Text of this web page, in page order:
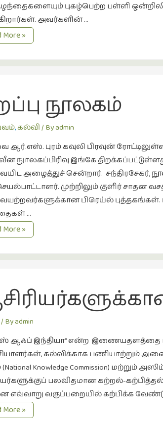
புகழ்பெற்ற பள்ளி
அவர்களின் …
More »
நூலகம்
,கல்வி/ Byadmin
புரம் கவுலி பிரவுன்
நுாலகப்பிரிவு இங்கே
அழைத்துச் சென்றார். சந்திரசேகர்,
முற்றிலும் குளிர் சாதன
பிரெய்ல் புத்தகங்கள்.
…
More »
/ Byadmin
ஆஃப் இந்தியா” என்ற இணையதளத்தை
கல்விக்காக பணியாற்றும்
Knowledge Commission) மற்றும்
பலவிதமான கற்றல்-
வகுப்பறையில் கற்பிக்க
More »